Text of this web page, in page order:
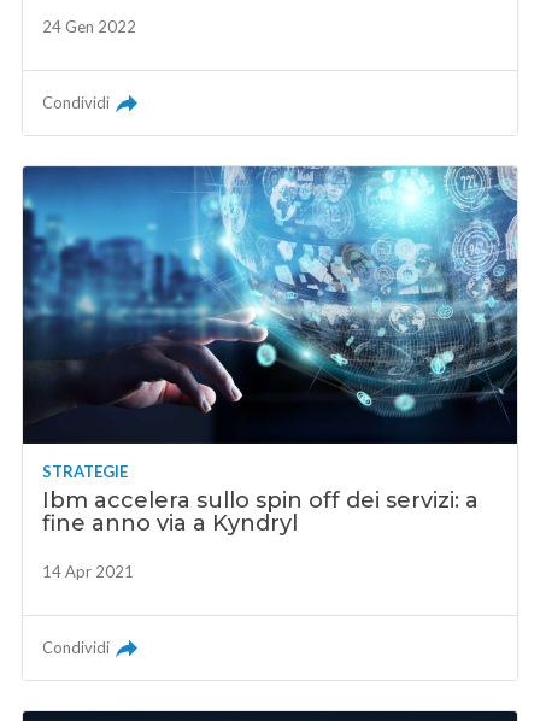
24 Gen 2022
Condividi
STRATEGIE
Ibm accelera sullo spin off dei servizi: a
fine anno via a Kyndryl
14 Apr 2021
Condividi